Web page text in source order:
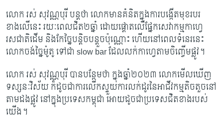
លោក រស់ សុវណ្ណបុរី បន្តថា លោកមានគំនិតក្នុងការបង្កើតមុខរបរ
ខាងលើនេះ រយៈពេលជិត២ឆ្នាំ ដោយផ្តោតលើផ្នែកសេវាកម្មកាហ្វេ
រសជាតិដើម និងកែច្នៃបន្តិចបន្តួចប៉ុណ្ណោះ ហើយនៅពេលទំនេរនេះ
លោកចង់ច្នៃម៉ូតូ ទៅជា slow bar ដែលលក់កាហ្វេតាមចិញ្ចើមផ្លូវ។​
លោក រស់ សុវណ្ណបុរី បានបន្ថែមថា ក្នុងឆ្នាំ២០២៣ លោកមើលឃើញ
ទស្សនៈវិស័យ ក៏ដូចជាការលើកស្ទួយការលក់ដូរនៃអាជីវកម្មតិចតួចនៅ
តាមដងផ្លូវ នៅក្នុងប្រទេសកម្ពុជា អោយដូចជាប្រទេសជិតខាងរបស់
យើង។